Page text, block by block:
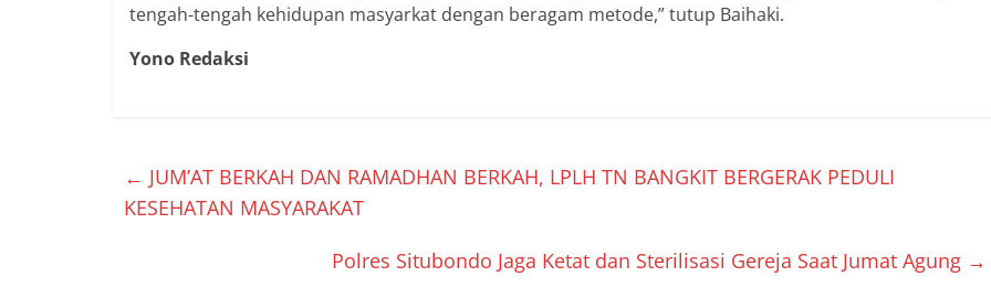
tengah-tengah kehidupan masyarkat dengan beragam metode,” tutup Baihaki.
Yono Redaksi
← JUM’AT BERKAH DAN RAMADHAN BERKAH, LPLH TN BANGKIT BERGERAK PEDULI
KESEHATAN MASYARAKAT
Polres Situbondo Jaga Ketat dan Sterilisasi Gereja Saat Jumat Agung →